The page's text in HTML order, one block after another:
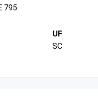
795
UF
SC